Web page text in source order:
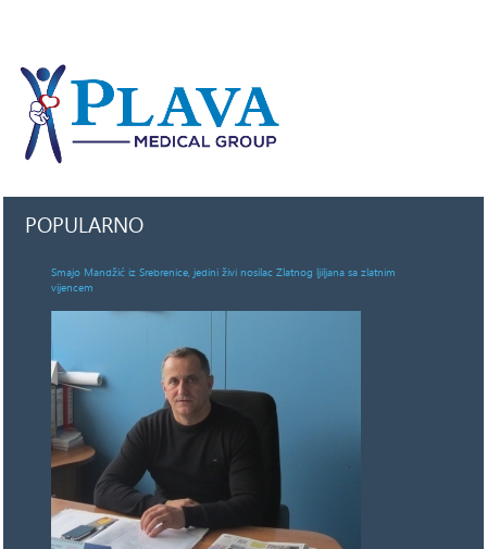
POPULARNO
Smajo Mandžić iz Srebrenice, jedini živi nosilac Zlatnog ljiljana sa zlatnim
vijencem